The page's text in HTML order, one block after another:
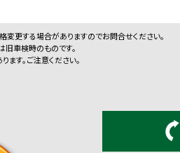
更する場合がありますのでお問合せください。
車検時のものです。
す。ご注意ください。